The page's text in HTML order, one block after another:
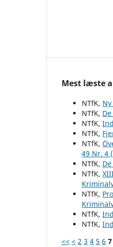
Mest læste
NTfK,
NTfK,
NTfK,
NTfK,
NTfK,
49 Nr. 4
NTfK,
NTfK,
NTfK,
NTfK,
NTfK,
<< < 2 3 4 5 6 7